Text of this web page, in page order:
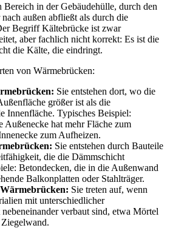
in der Gebäudehülle, durch den
außen abfließt als durch die
Begriff Kältebrücke ist zwar
aber fachlich nicht korrekt: Es ist die
die Kälte, die eindringt.
von Wärmebrücken:
Sie entstehen dort, wo die
größer ist als die
Innenfläche. Typisches Beispiel:
Außenecke hat mehr Fläche zum
zum Aufheizen.
Sie entstehen durch Bauteile
die die Dämmschicht
Betondecken, die in die Außenwand
Balkonplatten oder Stahlträger.
Sie treten auf, wenn
mit unterschiedlicher
verbaut sind, etwa Mörtel